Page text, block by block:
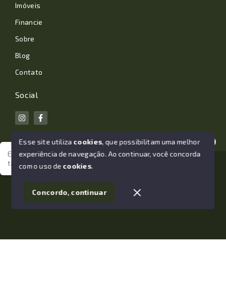
Estamos aqui para te ajudar. Vamos juntos nessa jornada
tão importante da sua vida?
Imóveis
Financie
Sobre
Blog
Contato
Social
© Copyright 2026 - João Losano Corretor de Imóveis -
SITE PARA IMOBILIARIA
Esse site utiliza cookies, que possibilitam uma melhor
experiência de navegação.Ao continuar, você concorda
com o uso de cookies.
Concordo, continuar